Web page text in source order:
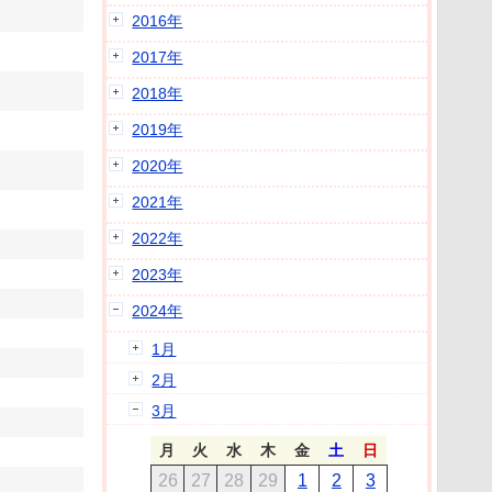
2016年
2017年
2018年
2019年
2020年
2021年
2022年
2023年
2024年
1月
2月
3月
月 火 水 木 金 土 日
26 27 28 29 1 2 3